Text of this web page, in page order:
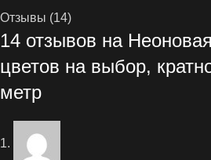
Отзывы (14)
14 отзывов на
цветов на выбор,
метр